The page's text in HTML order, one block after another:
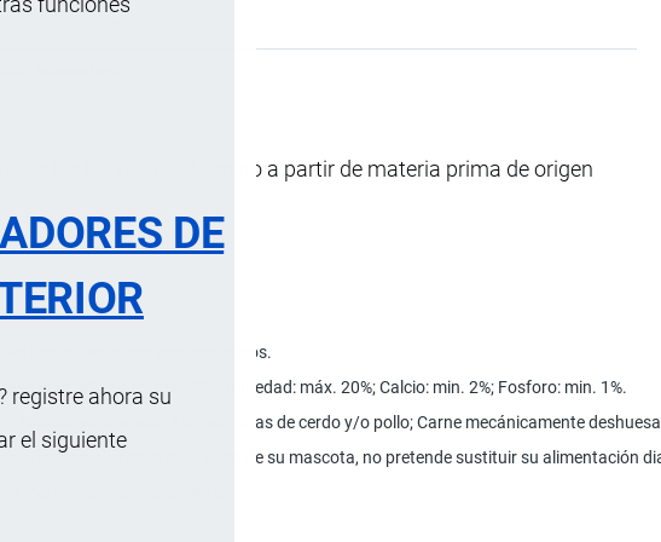
DE
registre ahora su
el siguiente
todas las razas, obtenido a partir de materia prima de origen
filetitos, sabor y olor característicos.
min. 6%; Fibra: min. 3%; Humedad: máx. 20%; Calcio: min. 2%; Fosforo: min. 1%.
Hidrolizado cárnico; Menudencias de cerdo y/o pollo; Carne mecánicamente
Complemento en la dieta de su mascota, no pretende sustituir su